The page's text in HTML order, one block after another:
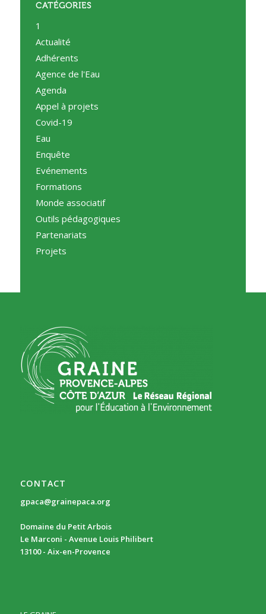
CATÉGORIES
1
Actualité
Adhérents
Agence de l'Eau
Agenda
Appel à projets
Covid-19
Eau
Enquête
Evénements
Formations
Monde associatif
Outils pédagogiques
Partenariats
Projets
CONTACT
gpaca@grainepaca.org
Domaine du Petit Arbois
Le Marconi - Avenue Louis Philibert
13100 - Aix-en-Provence